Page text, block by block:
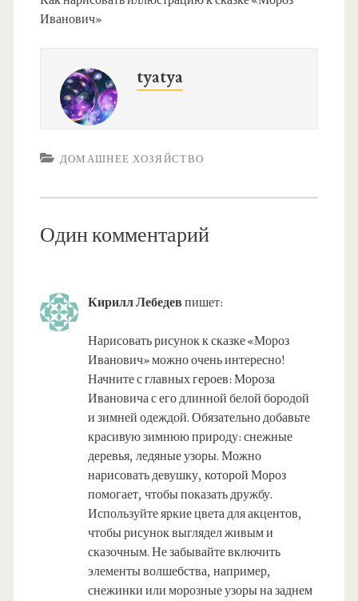
Иванович»
tyatya
ДОМАШНЕЕ ХОЗЯЙСТВО
Один комментарий
Кирилл Лебедев пишет:
Нарисовать рисунок к сказке «Мороз
Иванович» можно очень интересно!
Начните с главных героев: Мороза
Ивановича с его длинной белой бородой
и зимней одеждой. Обязательно добавьте
красивую зимнюю природу: снежные
деревья, ледяные узоры. Можно
нарисовать девушку, которой Мороз
помогает, чтобы показать дружбу.
Используйте яркие цвета для акцентов,
чтобы рисунок выглядел живым и
сказочным. Не забывайте включить
элементы волшебства, например,
снежинки или морозные узоры на заднем